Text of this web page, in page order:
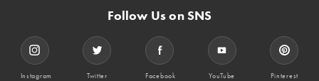
Follow Us on SNS
Instagram Twitter Facebook YouTube Pinterest